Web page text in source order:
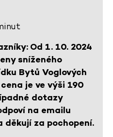
Od 1. 10. 2024
sníženého
Bytů Voglových
je ve výši 190
dotazy
na emailu
děkují za pochopení.